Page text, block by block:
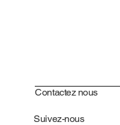
Contactez nous
Suivez-nous